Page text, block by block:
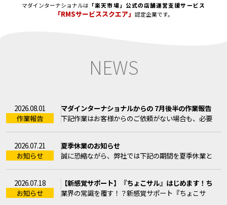
マダインターナショナルは 「楽天市場」公式の店舗運営支援サービス
「RMSサービススクエア」 認定企業です。
NEWS
2026.08.01
作業報告
マダインターナショナルからの 7月後半の作業報告
下記作業はお客様からのご依頼がない場合も、必要
なものは弊社で更新作業を ...
2026.07.21
お知らせ
夏季休業のお知らせ
誠に恐縮ながら、弊社では下記の期間を夏季休業と
させていただきます。20 ...
2026.07.18
お知らせ
【新感覚サポート】『ちょこサル』はじめます！ち
ょこっとコンサルですが中身は真剣です！！
業界の常識を覆す！？新感覚サポート『ちょこサ
ル』3つの圧倒的強み 『ち ...